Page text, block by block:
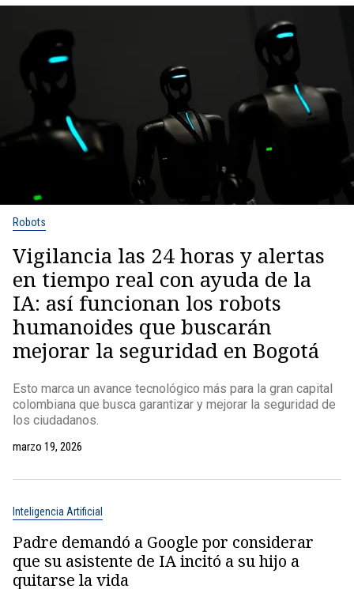
Robots
Vigilancia las 24 horas y alertas
en tiempo real con ayuda de la
IA: así funcionan los robots
humanoides que buscarán
mejorar la seguridad en Bogotá
Esto marca un avance tecnológico más para la gran capital
colombiana que busca garantizar y mejorar la seguridad de
los ciudadanos.
marzo 19, 2026
Inteligencia Artificial
Padre demandó a Google por considerar
que su asistente de IA incitó a su hijo a
quitarse la vida